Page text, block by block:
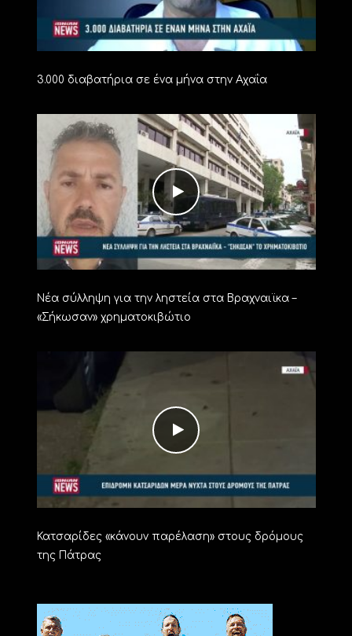
3.000 διαβατήρια σε ένα μήνα στην Αχαΐα
Νέα σύλληψη για την ληστεία στα Βραχναιϊκα –
«Σήκωσαν» χρηματοκιβώτιο
Κατσαρίδες «κάνουν παρέλαση» στους δρόμους
της Πάτρας